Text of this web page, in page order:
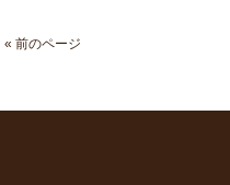
« 前のページ